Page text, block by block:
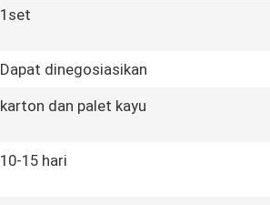
1set
Dapat dinegosiasikan
karton dan palet kayu
10-15 hari